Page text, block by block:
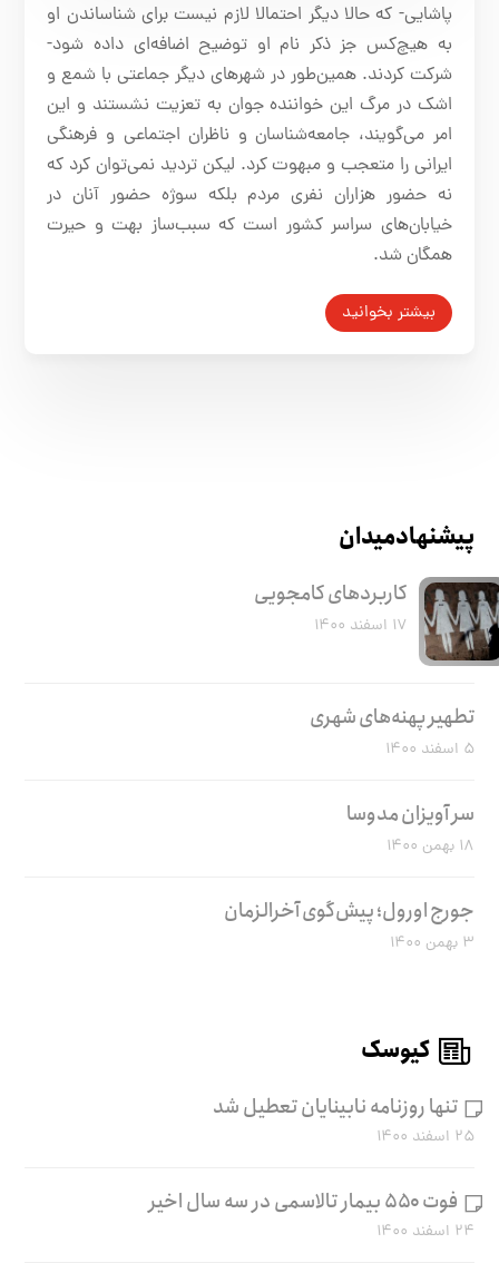
پاشایی- که حالا دیگر احتمالا لازم نیست برای شناساندن او
به هیچ‌کس جز ذکر نام او توضیح اضافه‌ای داده شود-
شرکت کردند. همین‌طور در شهرهای دیگر جماعتی با شمع و
اشک در مرگ این خواننده جوان به تعزیت نشستند و این
امر می‌گویند، جامعه‌شناسان و ناظران اجتماعی و فرهنگی
ایرانی را متعجب و مبهوت کرد. لیکن تردید نمی‌توان کرد که
نه حضور هزاران نفری مردم بلکه سوژه حضور آنان در
خیابان‌های سراسر کشور است که سبب‌ساز بهت و حیرت
همگان شد.
بیشتر بخوانید
پیشنهاد میدان
کاربرد‌های کامجویی
۱۷ اسفند ۱۴۰۰
تطهیر پهنه‌های شهری
۵ اسفند ۱۴۰۰
سر آویزان مدوسا
۱۸ بهمن ۱۴۰۰
جورج اورول؛ پیش‌گوی آخرالزمان
۳ بهمن ۱۴۰۰
کیوسک
تنها روزنامه نابینایان تعطیل شد
۲۵ اسفند ۱۴۰۰
فوت ۵۵۰ بیمار تالاسمی در سه سال اخیر
۲۴ اسفند ۱۴۰۰